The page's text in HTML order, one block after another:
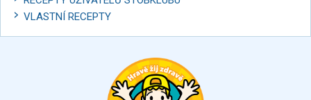
VLASTNÍ RECEPTY